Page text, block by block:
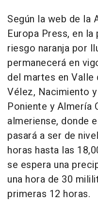
Según la web de la
Europa Press, en
riesgo naranja por
permanecerá en
del martes en
Vélez, Nacimiento
Poniente y Almería
almeriense, donde
pasará a ser de
horas hasta las
se espera una
una hora de 30
primeras 12 horas.